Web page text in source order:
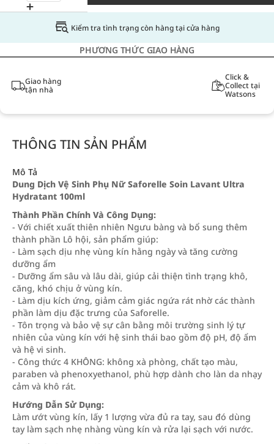
Kiểm tra tình trạng còn hàng tại cửa hàng
PHƯƠNG THỨC GIAO HÀNG
Giao hàng
tận nhà
Click &
Collect tại
Watsons
THÔNG TIN SẢN PHẨM
Mô Tả
Dung Dịch Vệ Sinh Phụ Nữ Saforelle Soin Lavant Ultra
Hydratant 100ml
Thành Phần Chính Và Công Dụng:
- Với chiết xuất thiên nhiên Ngưu bàng và bổ sung thêm
thành phần Lô hội, sản phẩm giúp:
- Làm sạch dịu nhẹ vùng kín hằng ngày và tăng cường
dưỡng ẩm
- Dưỡng ẩm sâu và lâu dài, giúp cải thiện tình trạng khô,
căng, khó chịu ở vùng kín.
- Làm dịu kích ứng, giảm cảm giác ngứa rát nhờ các thành
phần làm dịu đặc trưng của Saforelle.
- Tôn trọng và bảo vệ sự cân bằng môi trường sinh lý tự
nhiên của vùng kín với hệ sinh thái bao gồm độ pH, độ ẩm
và hệ vi sinh.
- Công thức 4 KHÔNG: không xà phòng, chất tạo màu,
paraben và phenoxyethanol, phù hợp dành cho làn da nhạy
cảm và khô rát.
Hướng Dẫn Sử Dụng:
Làm ướt vùng kín, lấy 1 lượng vừa đủ ra tay, sau đó dùng
tay làm sạch nhẹ nhàng vùng kín và rửa lại sạch với nước.